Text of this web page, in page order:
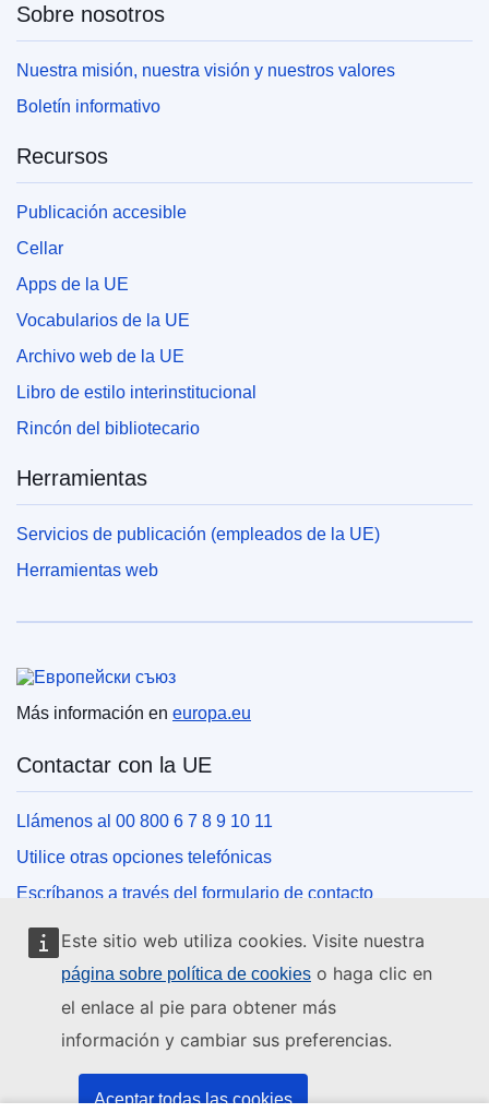
Este sitio web utiliza cookies. Visite nuestra
página sobre política de cookies o haga clic en
el enlace al pie para obtener más
información y cambiar sus preferencias.
Aceptar todas las cookies
Sobre nosotros
Nuestra misión, nuestra visión y nuestros valores
Boletín informativo
Recursos
Publicación accesible
Cellar
Apps de la UE
Vocabularios de la UE
Archivo web de la UE
Libro de estilo interinstitucional
Rincón del bibliotecario
Herramientas
Servicios de publicación (empleados de la UE)
Herramientas web
Más información en europa.eu
Contactar con la UE
Llámenos al 00 800 6 7 8 9 10 11
Utilice otras opciones telefónicas
Escríbanos a través del formulario de contacto
Venga a conocernos a una de las oficinas de la UE
Redes sociales
Buscar los canales de la UE en las redes sociales
Instituciones y organismos de la UE